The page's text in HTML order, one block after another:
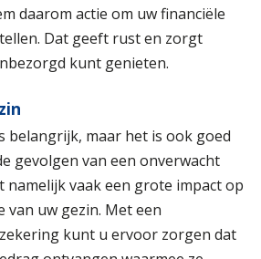
daarom actie om uw financiële
Dat geeft rust en zorgt
kunt genieten.
belangrijk, maar het is ook goed
gevolgen van een onverwacht
namelijk vaak een grote impact op
van uw gezin. Met een
kunt u ervoor zorgen dat